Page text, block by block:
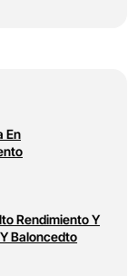
En
Rendimiento Y
Baloncedto